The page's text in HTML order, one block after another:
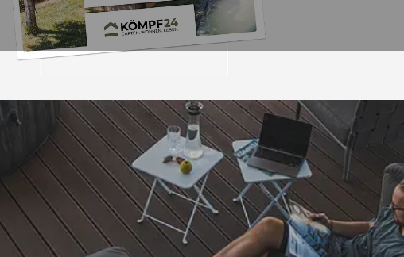
Trusted Shops
4,65/ 5
2.125 Bewertungen
„Schnelle Lieferung, gut
verpackt“
17.07.2026